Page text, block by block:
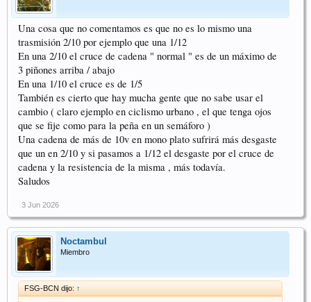
Una cosa que no comentamos es que no es lo mismo una
trasmisión 2/10 por ejemplo que una 1/12
En una 2/10 el cruce de cadena " normal " es de un máximo de
3 piñones arriba / abajo
En una 1/10 el cruce es de 1/5
También es cierto que hay mucha gente que no sabe usar el
cambio ( claro ejemplo en ciclismo urbano , el que tenga ojos
que se fije como para la peña en un semáforo )
Una cadena de más de 10v en mono plato sufrirá más desgaste
que un en 2/10 y si pasamos a 1/12 el desgaste por el cruce de
cadena y la resistencia de la misma , más todavía.
Saludos
3 Jun 2026
Noctambul
Miembro
FSG-BCN dijo: ↑